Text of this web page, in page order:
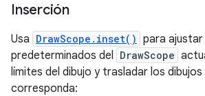
Inserción
Usa DrawScope.inset() para
predeterminados del
DrawScope
límites del dibujo y trasladar los dibujos
corresponda: